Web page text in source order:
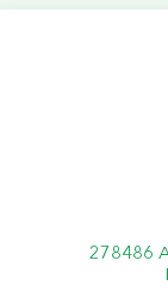
278486